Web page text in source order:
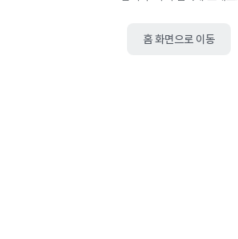
홈 화면으로 이동